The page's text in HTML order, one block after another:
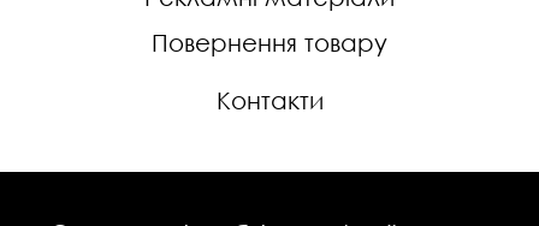
Повернення товару
Контакти